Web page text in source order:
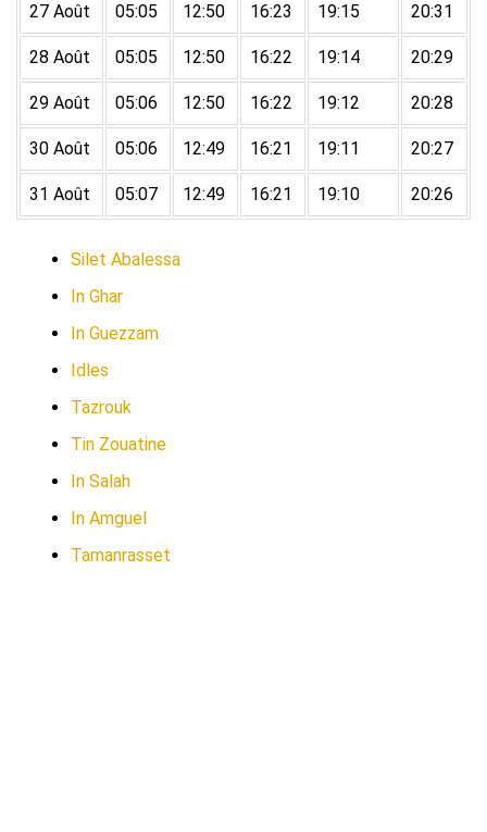
27 Août 05:05 12:50 16:23 19:15 20:31
28 Août 05:05 12:50 16:22 19:14 20:29
29 Août 05:06 12:50 16:22 19:12 20:28
30 Août 05:06 12:49 16:21 19:11 20:27
31 Août 05:07 12:49 16:21 19:10 20:26
Silet Abalessa
In Ghar
In Guezzam
Idles
Tazrouk
Tin Zouatine
In Salah
In Amguel
Tamanrasset